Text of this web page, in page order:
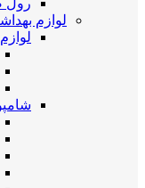
رول
لوازم